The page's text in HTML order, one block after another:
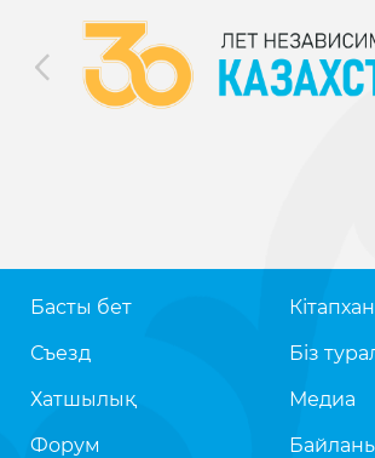
Басты бет
Съезд
Хатшылық
Форум
Біз
Медиа